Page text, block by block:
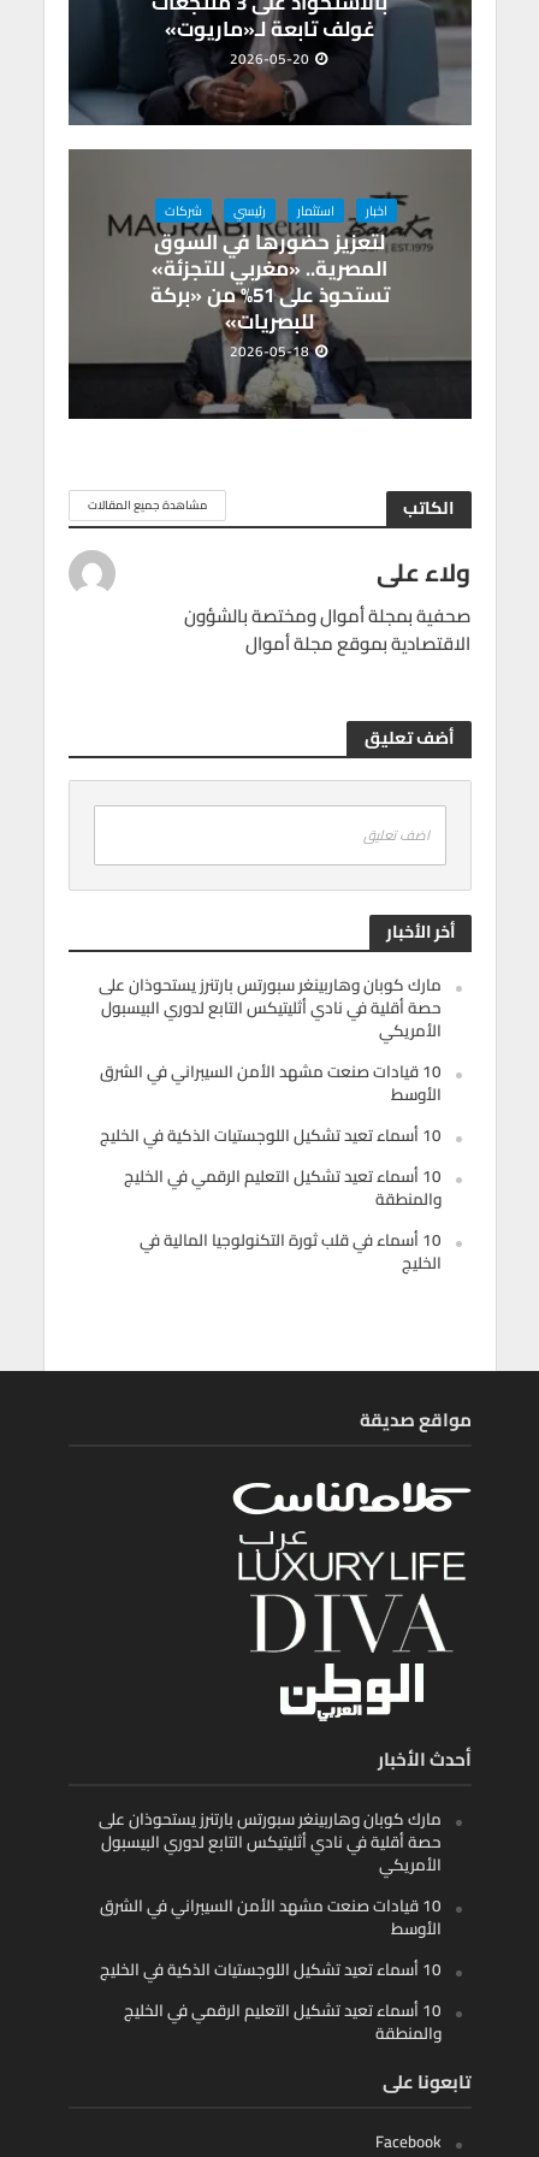
غولف تابعة لـ«ماريوت»
2026-05-20
اخبار استثمار رئيسي شركات
لتعزيز حضورها في السوق
المصرية.. «مغربي للتجزئة»
تستحوذ على 51% من «بركة
للبصريات»
2026-05-18
الكاتب مشاهدة جميع المقالات
ولاء على
صحفية بمجلة أموال ومختصة بالشؤون
الاقتصادية بموقع مجلة أموال
أضف تعليق
اضف تعليق
أخر الأخبار
مارك كوبان وهاربينغر سبورتس بارتنرز يستحوذان على
حصة أقلية في نادي أثليتيكس التابع لدوري البيسبول
الأمريكي
10 قيادات صنعت مشهد الأمن السيبراني في الشرق
الأوسط
10 أسماء تعيد تشكيل اللوجستيات الذكية في الخليج
10 أسماء تعيد تشكيل التعليم الرقمي في الخليج
والمنطقة
10 أسماء في قلب ثورة التكنولوجيا المالية في
الخليج
مواقع صديقة
أحدث الأخبار
مارك كوبان وهاربينغر سبورتس بارتنرز يستحوذان على
حصة أقلية في نادي أثليتيكس التابع لدوري البيسبول
الأمريكي
10 قيادات صنعت مشهد الأمن السيبراني في الشرق
الأوسط
10 أسماء تعيد تشكيل اللوجستيات الذكية في الخليج
10 أسماء تعيد تشكيل التعليم الرقمي في الخليج
والمنطقة
تابعونا على
Facebook